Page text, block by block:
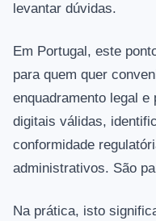
levantar dúvidas.
Em Portugal, este
para quem quer
enquadramento legal
digitais válidas,
conformidade
administrativos. São
Na prática, isto